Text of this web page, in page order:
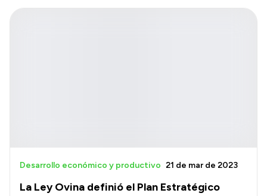
La Ley Ovina definió el Plan Estratégico
Desarrollo económico y productivo 21 de mar de 2023